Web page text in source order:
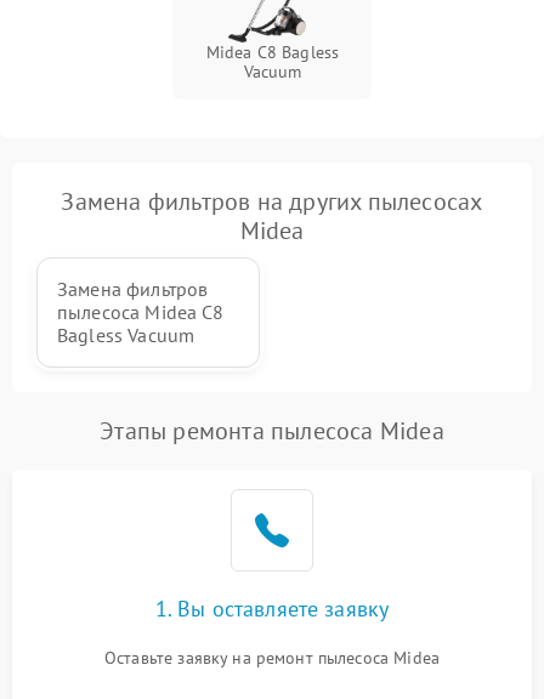
Midea C8 Bagless
Vacuum
Замена фильтров на других пылесосах
Midea
Замена фильтров
пылесоса Midea C8
Bagless Vacuum
Этапы ремонта пылесоса Midea
1. Вы оставляете заявку
Оставьте заявку на ремонт пылесоса Midea